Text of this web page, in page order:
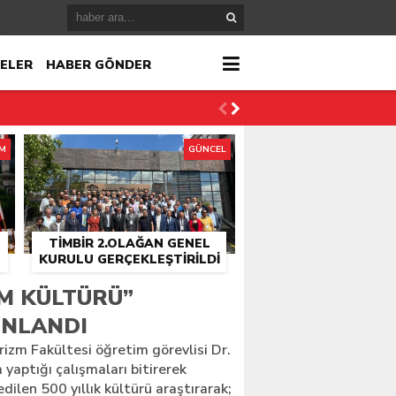
HABER GÖNDER
TİMBİR 2.OLAĞAN GENEL
KURULU GERÇEKLEŞTIRILDI
GÜNCEL
KÜLTÜRÜ”
Fakültesi öğretim görevlisi Dr.
çalışmaları bitirerek
500 yıllık kültürü araştırarak;